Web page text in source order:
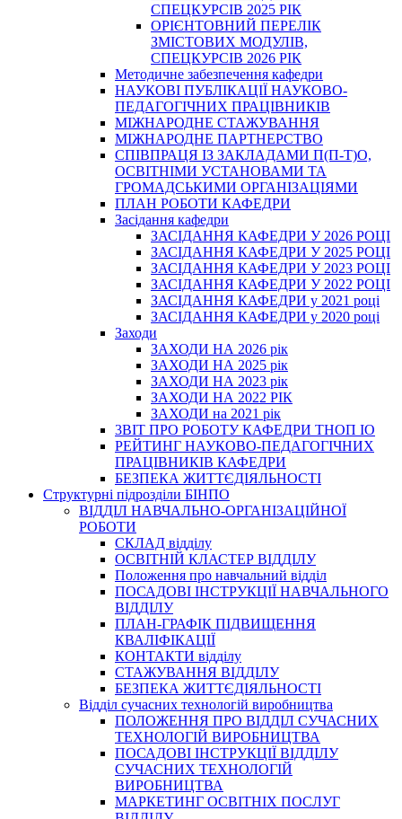
СПЕЦКУРСІВ 2025 РІК
ОРІЄНТОВНИЙ ПЕРЕЛІК
ЗМІСТОВИХ МОДУЛІВ,
СПЕЦКУРСІВ 2026 РІК
Методичне забезпечення кафедри
НАУКОВІ ПУБЛІКАЦІЇ НАУКОВО-
ПЕДАГОГІЧНИХ ПРАЦІВНИКІВ
МІЖНАРОДНЕ СТАЖУВАННЯ
МІЖНАРОДНЕ ПАРТНЕРСТВО
СПІВПРАЦЯ ІЗ ЗАКЛАДАМИ П(П-Т)О,
ОСВІТНІМИ УСТАНОВАМИ ТА
ГРОМАДСЬКИМИ ОРГАНІЗАЦІЯМИ
ПЛАН РОБОТИ КАФЕДРИ
Засідання кафедри
ЗАСІДАННЯ КАФЕДРИ У 2026 РОЦІ
ЗАСІДАННЯ КАФЕДРИ У 2025 РОЦІ
ЗАСІДАННЯ КАФЕДРИ У 2023 РОЦІ
ЗАСІДАННЯ КАФЕДРИ У 2022 РОЦІ
ЗАСІДАННЯ КАФЕДРИ у 2021 році
ЗАСІДАННЯ КАФЕДРИ у 2020 році
Заходи
ЗАХОДИ НА 2026 рік
ЗАХОДИ НА 2025 рік
ЗАХОДИ НА 2023 рік
ЗАХОДИ НА 2022 РІК
ЗАХОДИ на 2021 рік
3BIT ПРО РОБОТУ КАФЕДРИ ТНОП ІО
РЕЙТИНГ НАУКОВО-ПЕДАГОГІЧНИХ
ПРАЦІВНИКІВ КАФЕДРИ
БЕЗПЕКА ЖИТТЄДІЯЛЬНОСТІ
Структурні підрозділи БІНПО
ВІДДІЛ НАВЧАЛЬНО-ОРГАНІЗАЦІЙНОЇ
РОБОТИ
СКЛАД відділу
ОСВІТНІЙ КЛАСТЕР ВІДДІЛУ
Положення про навчальний вiддiл
ПОСАДОВІ ІНСТРУКЦІЇ НАВЧАЛЬНОГО
ВІДДІЛУ
ПЛАН-ГРАФІК ПІДВИЩЕННЯ
КВАЛІФІКАЦІЇ
КОНТАКТИ відділу
СТАЖУВАННЯ ВІДДІЛУ
БЕЗПЕКА ЖИТТЄДІЯЛЬНОСТІ
Відділ сучасних технологій виробництва
ПОЛОЖЕННЯ ПРО ВІДДІЛ СУЧАСНИХ
ТЕХНОЛОГІЙ ВИРОБНИЦТВА
ПОСАДОВІ ІНСТРУКЦІЇ ВІДДІЛУ
СУЧАСНИХ ТЕХНОЛОГІЙ
ВИРОБНИЦТВА
МАРКЕТИНГ ОСВІТНІХ ПОСЛУГ